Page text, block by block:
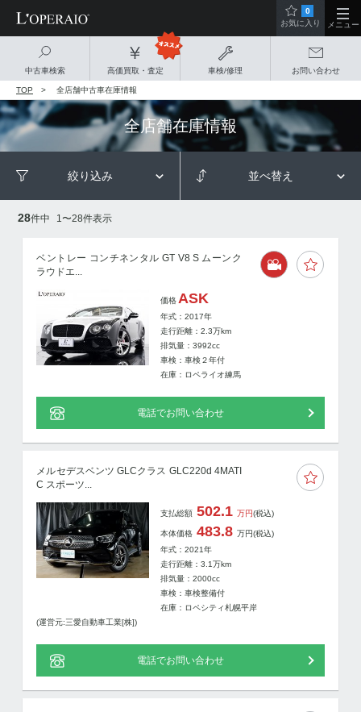
中古車検索 高価買取・査定 車検/修理 お問い合わせ
0
お気に入り
メニュー
TOP 全店舗中古車在庫情報
全店舗在庫情報
絞り込み 並べ替え
28件中 1〜28件表示
ベントレー コンチネンタル GT V8 S ムーンク
ラウドエ...
価格 ASK
年式：2017年
走行距離：2.3万km
排気量：3992cc
車検：車検２年付
在庫：ロペライオ練馬
電話でお問い合わせ
メルセデスベンツ GLCクラス GLC220d 4MATI
C スポーツ...
支払総額 502.1 万円(税込)
本体価格 483.8 万円(税込)
年式：2021年
走行距離：3.1万km
排気量：2000cc
車検：車検整備付
在庫：ロペシティ札幌平岸
(運営元:三愛自動車工業[株])
電話でお問い合わせ